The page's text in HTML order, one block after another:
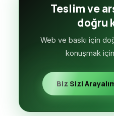
Teslim ve
doğru
Web ve baskı için
konuşmak
Biz Sizi